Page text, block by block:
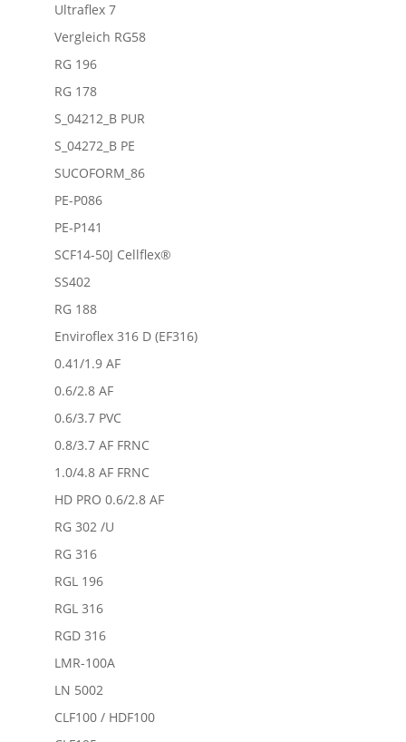
Ultraflex 7
Vergleich RG58
RG 196
RG 178
S_04212_B PUR
S_04272_B PE
SUCOFORM_86
PE-P086
PE-P141
SCF14-50J Cellflex®
SS402
RG 188
Enviroflex 316 D (EF316)
0.41/1.9 AF
0.6/2.8 AF
0.6/3.7 PVC
0.8/3.7 AF FRNC
1.0/4.8 AF FRNC
HD PRO 0.6/2.8 AF
RG 302 /U
RG 316
RGL 196
RGL 316
RGD 316
LMR-100A
LN 5002
CLF100 / HDF100